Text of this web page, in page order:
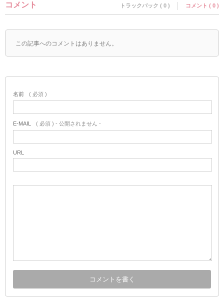
コメント トラックバック ( 0 ) コメント ( 0 )
この記事へのコメントはありません。
名前 ( 必須 )
E-MAIL ( 必須 ) - 公開されません -
URL